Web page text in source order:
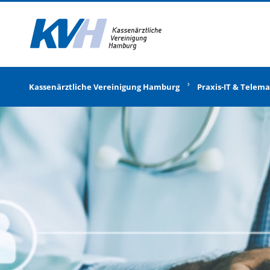
Kassenärztliche Vereinigung Hamburg Praxis-IT &